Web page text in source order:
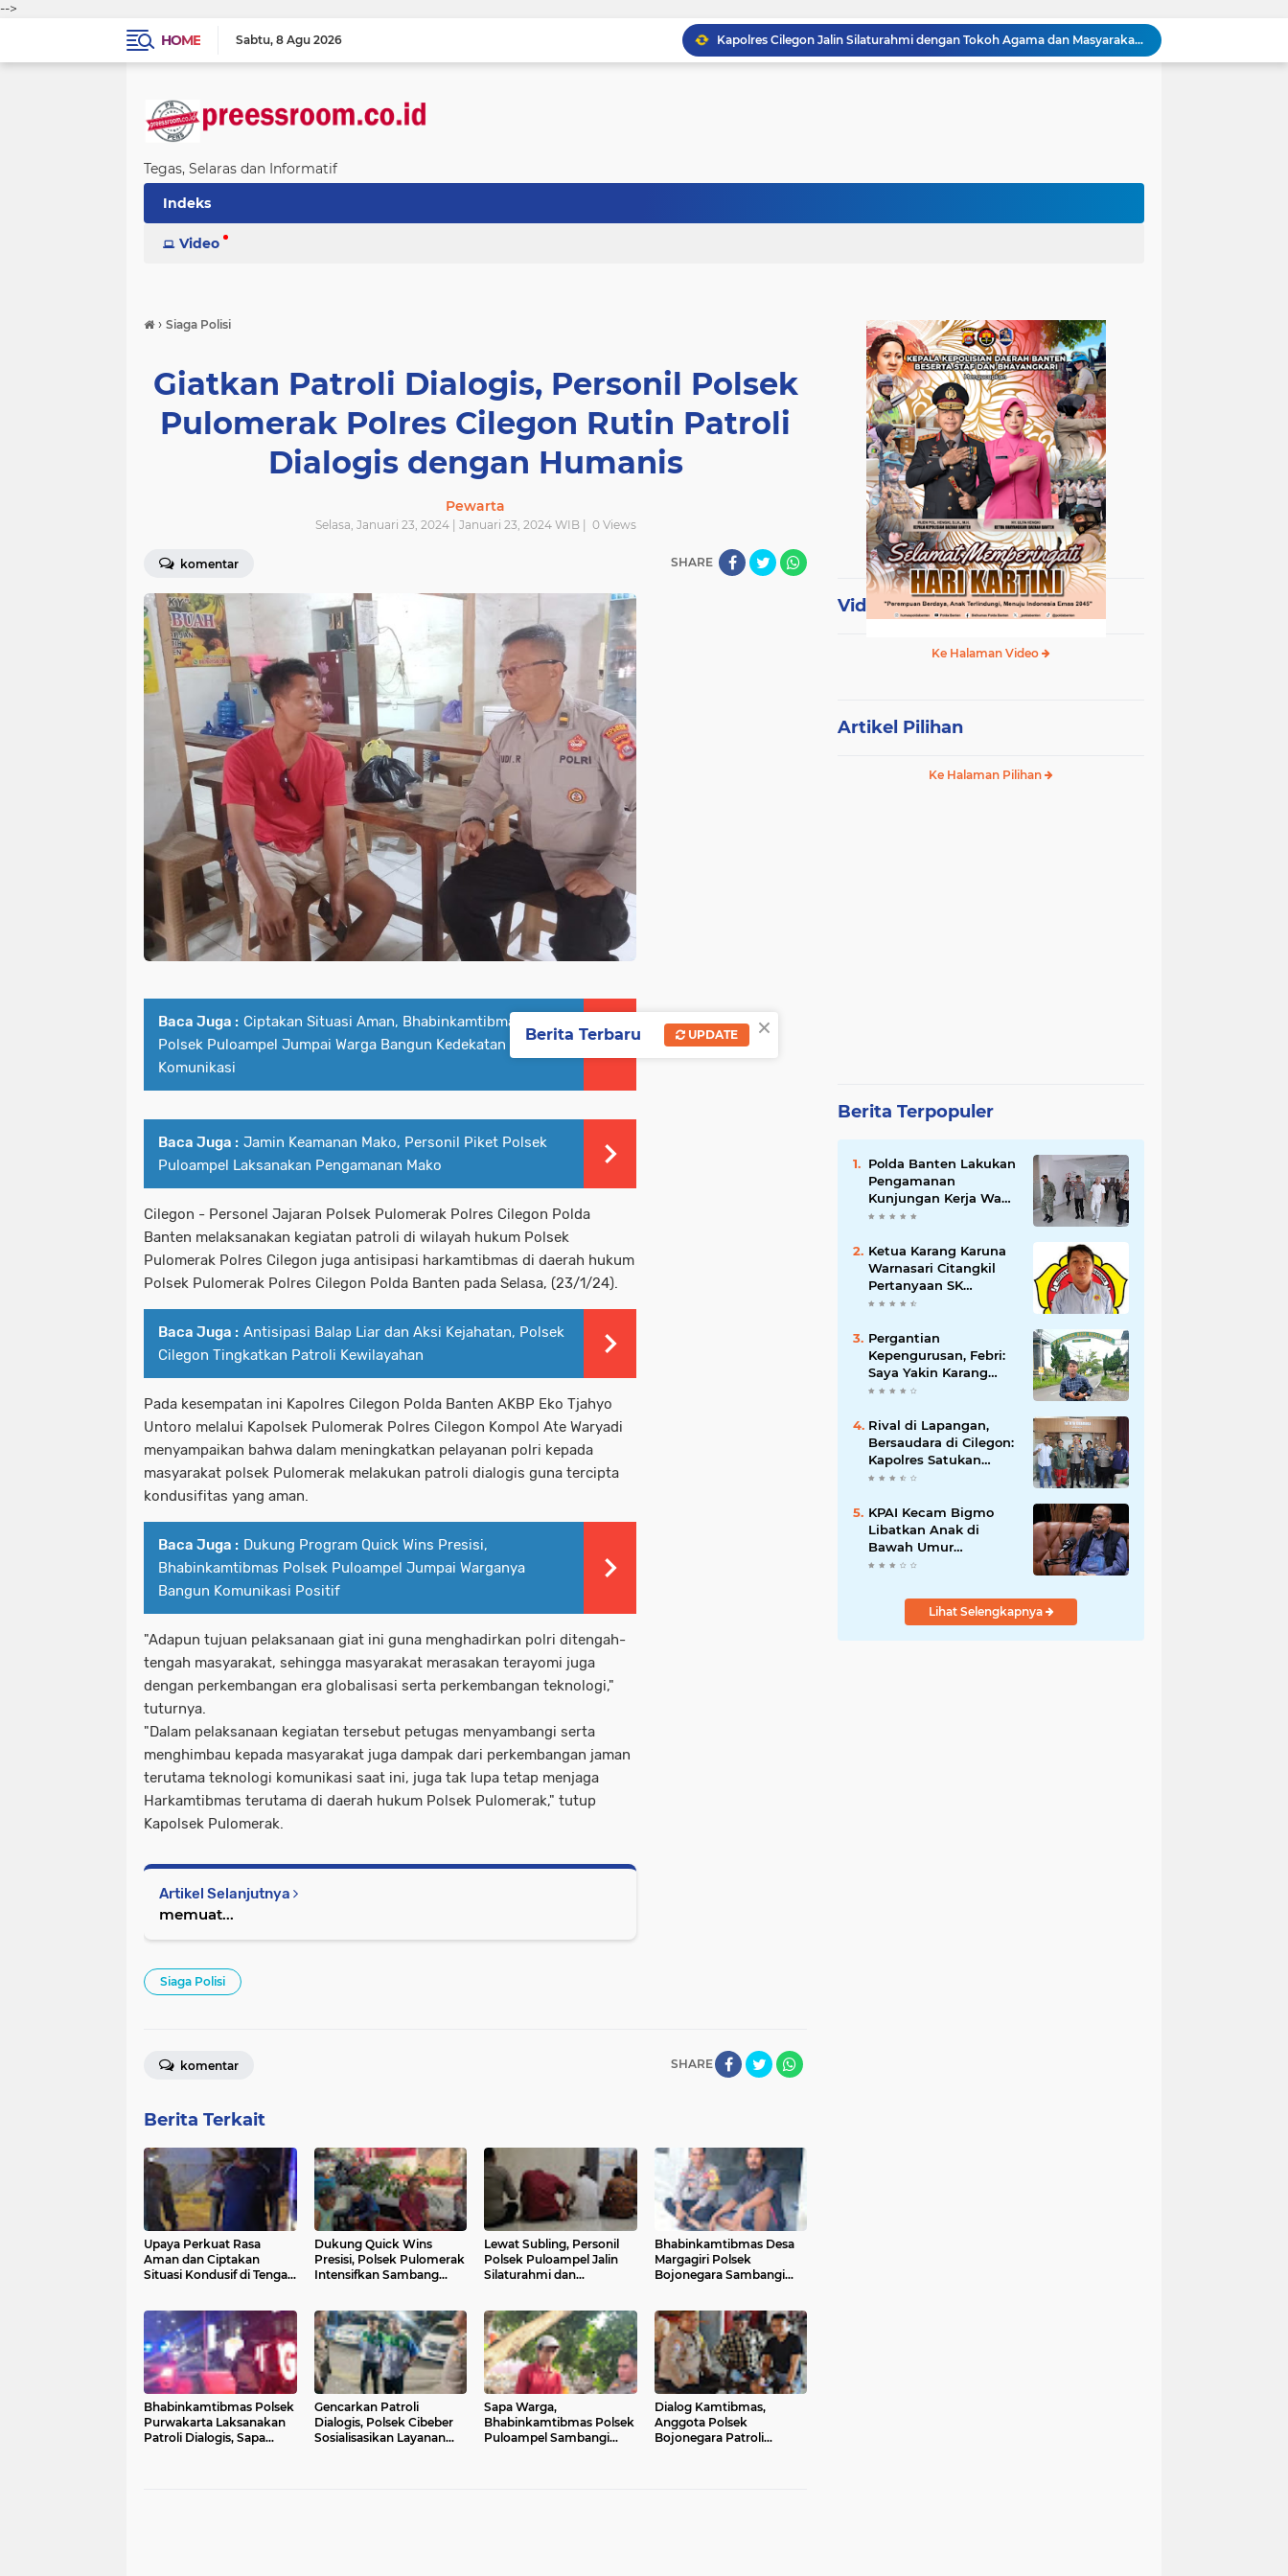
-->
HOME
Sabtu 8 Agu 2026
Kapolres Cilegon Perkuat Sinergi dengan Pemkot dan Muhammadiyah, Bersama Jaga Cilegon Tetap Aman serta Kondusif
Polres Cilegon Salurkan 16 Ton Air Bersih, Hadir Ringankan Warga Pulomerak di Tengah Kemarau
Kapolres Cilegon Dekatkan Polri dengan Warga, Pesan Kamtibmas Menggema di Masjid Raudhatul Muttaqin
Tegas, Selaras dan Informatif
Indeks
Video
› Siaga Polisi
Giatkan Patroli Dialogis, Personil Polsek
Pulomerak Polres Cilegon Rutin Patroli
Dialogis dengan Humanis
Pewarta
Selasa, Januari 23, 2024 | Januari 23, 2024 WIB | 0Views
komentar SHARE
Baca Juga : Ciptakan Situasi Aman, Bhabinkamtibmas
Polsek Puloampel Jumpai Warga Bangun Kedekatan dan
Komunikasi
Baca Juga : Jamin Keamanan Mako, Personil Piket Polsek
Puloampel Laksanakan Pengamanan Mako
Cilegon - Personel Jajaran Polsek Pulomerak Polres Cilegon Polda
Banten melaksanakan kegiatan patroli di wilayah hukum Polsek
Pulomerak Polres Cilegon juga antisipasi harkamtibmas di daerah hukum
Polsek Pulomerak Polres Cilegon Polda Banten pada Selasa, (23/1/24).
Baca Juga : Antisipasi Balap Liar dan Aksi Kejahatan, Polsek
Cilegon Tingkatkan Patroli Kewilayahan
Pada kesempatan ini Kapolres Cilegon Polda Banten AKBP Eko Tjahyo
Untoro melalui Kapolsek Pulomerak Polres Cilegon Kompol Ate Waryadi
menyampaikan bahwa dalam meningkatkan pelayanan polri kepada
masyarakat polsek Pulomerak melakukan patroli dialogis guna tercipta
kondusifitas yang aman.
Baca Juga : Dukung Program Quick Wins Presisi,
Bhabinkamtibmas Polsek Puloampel Jumpai Warganya
Bangun Komunikasi Positif
"Adapun tujuan pelaksanaan giat ini guna menghadirkan polri ditengah-
tengah masyarakat, sehingga masyarakat merasakan terayomi juga
dengan perkembangan era globalisasi serta perkembangan teknologi,"
tuturnya.
"Dalam pelaksanaan kegiatan tersebut petugas menyambangi serta
menghimbau kepada masyarakat juga dampak dari perkembangan jaman
terutama teknologi komunikasi saat ini, juga tak lupa tetap menjaga
Harkamtibmas terutama di daerah hukum Polsek Pulomerak," tutup
Kapolsek Pulomerak.
Artikel Selanjutnya
memuat...
Siaga Polisi
SHARE
komentar
Berita Terkait
Upaya Perkuat Rasa
Aman dan Ciptakan
Situasi Kondusif di Tengah
Malam
Dukung Quick Wins
Presisi, Polsek Pulomerak
Intensifkan Sambang
Lewat Subling, Personil
Polsek Puloampel Jalin
Silaturahmi dan
Bhabinkamtibmas Desa
Margagiri Polsek
Bojonegara Sambangi
Sosialisasi Layanan 110
Bhabinkamtibmas Polsek
Purwakarta Laksanakan
Patroli Dialogis, Sapa
Gencarkan Patroli
Dialogis, Polsek Cibeber
Sosialisasikan Layanan
Sapa Warga,
Bhabinkamtibmas Polsek
Puloampel Sambangi
Dialog Kamtibmas,
Anggota Polsek
Bojonegara Patroli
Video Terpopuler
Ke Halaman Video
Artikel Pilihan
Ke Halaman Pilihan
Berita Terpopuler
Polda Banten Lakukan
Pengamanan
Kunjungan Kerja Wakil
Presiden RI
Ketua Karang Karuna
Warnasari Citangkil
Pertanyaan SK
Karetaker dan Urgensi
Berduka
Pergantian
Kepengurusan, Febri:
Saya Yakin Karang
Taruna Wanakarsa
Kepemimpinan Bung
Entus Jauh Membawa
Manfaat
Rival di Lapangan,
Bersaudara di Cilegon:
Kapolres Satukan
Viking dan Jak Mania
Piala Presiden 2026
KPAI Kecam Bigmo
Libatkan Anak di
Bawah Umur
Promosikan Liquid
Bertindak Tegas
Lihat Selengkapnya
×
Berita Terbaru UPDATE